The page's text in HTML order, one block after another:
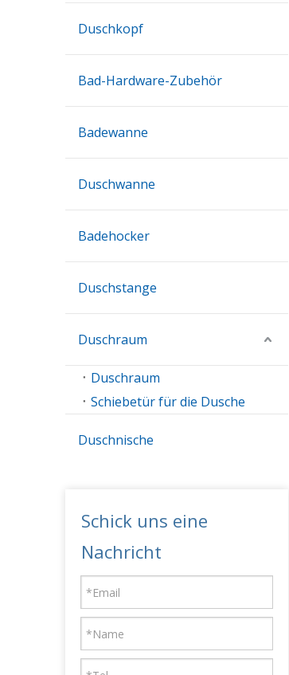
Duschkopf
Bad-Hardware-Zubehör
Badewanne
Duschwanne
Badehocker
Duschstange
Duschraum
Duschraum
Schiebetür für die Dusche
Duschnische
Schick uns eine
Nachricht